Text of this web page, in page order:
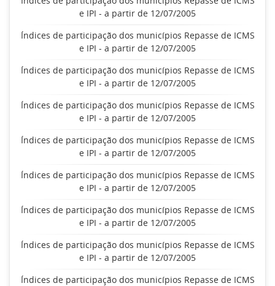
e IPI - a partir de 12/07/2005
Índices de participação dos municípios Repasse de ICMS
e IPI - a partir de 12/07/2005
Índices de participação dos municípios Repasse de ICMS
e IPI - a partir de 12/07/2005
Índices de participação dos municípios Repasse de ICMS
e IPI - a partir de 12/07/2005
Índices de participação dos municípios Repasse de ICMS
e IPI - a partir de 12/07/2005
Índices de participação dos municípios Repasse de ICMS
e IPI - a partir de 12/07/2005
Índices de participação dos municípios Repasse de ICMS
e IPI - a partir de 12/07/2005
Índices de participação dos municípios Repasse de ICMS
e IPI - a partir de 12/07/2005
Índices de participação dos municípios Repasse de ICMS